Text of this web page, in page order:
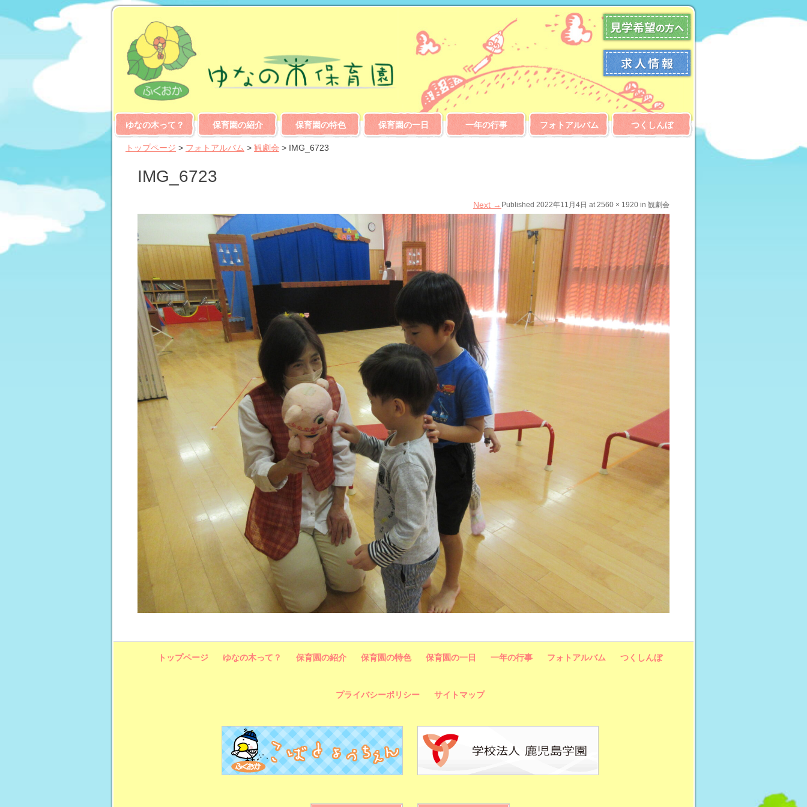
ゆなの木って？ 保育園の紹介 保育園の特色 保育園の一日 一年の行事 フォトアルバム つくしんぼ
トップページ > フォトアルバム > 観劇会 > IMG_6723
IMG_6723
Published 2022年11月4日 at2560 × 1920 in 観劇会
Next →
トップページ ゆなの木って？ 保育園の紹介 保育園の特色 保育園の一日 一年の行事 フォトアルバム つくしんぼ
プライバシーポリシー サイトマップ